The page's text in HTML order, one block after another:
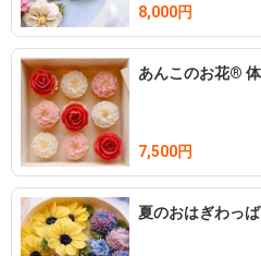
8,000円
あんこのお花®︎
7,500円
夏のおはぎわっ